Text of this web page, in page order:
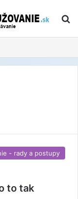
- rady a postupy
to tak